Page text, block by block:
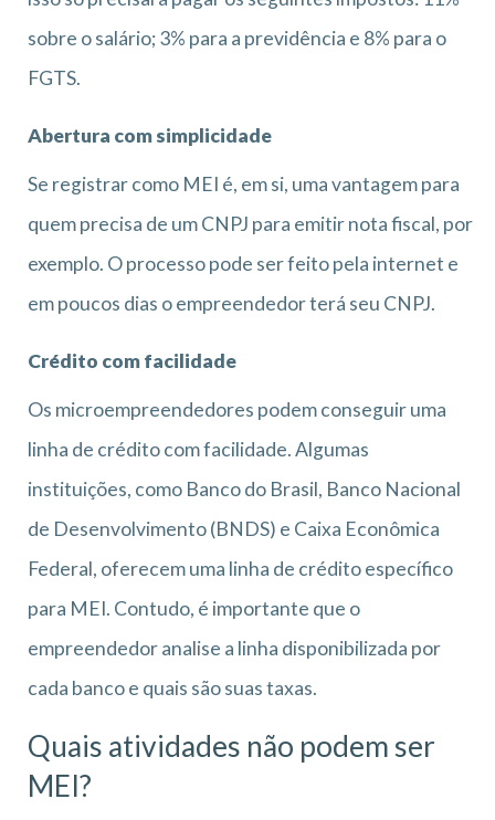
sobre o salário; 3% para a previdência e 8% para o
FGTS.
Abertura com simplicidade
Se registrar como MEI é, em si, uma vantagem para
quem precisa de um CNPJ para emitir nota fiscal, por
exemplo. O processo pode ser feito pela internet e
em poucos dias o empreendedor terá seu CNPJ.
Crédito com facilidade
Os microempreendedores podem conseguir uma
linha de crédito com facilidade. Algumas
instituições, como Banco do Brasil, Banco Nacional
de Desenvolvimento (BNDS) e Caixa Econômica
Federal, oferecem uma linha de crédito específico
para MEI. Contudo, é importante que o
empreendedor analise a linha disponibilizada por
cada banco e quais são suas taxas.
Quais atividades não podem ser
MEI?